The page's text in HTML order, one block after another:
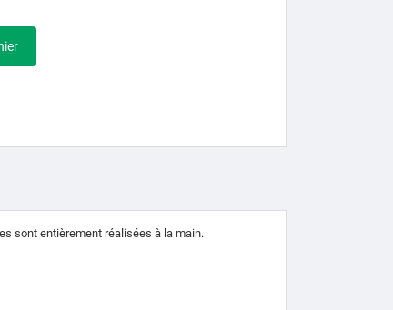
sont entièrement réalisées à la main.